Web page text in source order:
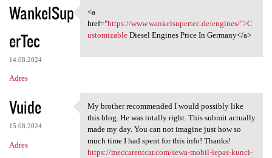
WankelSup
erTec
14.08.2024
Adres
<a href="https://www
<a
href="https://www.wankelsupertec.de/engines/">C
ustomizableDiesel Engines Price In Germany</a>
Vuide
15.08.2024
Adres
My brother recommended I
My brother recommended I would possibly like
this blog. He was totally right. This submit actually
made my day. You can not imagine just how so
much time I had spent for this info! Thanks!
https://meccarentcar.com/sewa-mobil-lepas-kunci-